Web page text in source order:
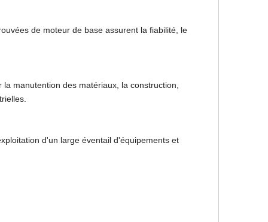
de moteur de base assurent la fiabilité, le
manutention des matériaux, la construction,
d'un large éventail d'équipements et